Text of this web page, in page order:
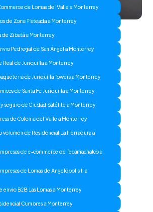
de Lomas del Valle a Monterrey
de Zona Plateada a Monterrey
de Zibatá a Monterrey
Pedregal de San Ángel a Monterrey
Real de Juriquilla a Monterrey
de Juriquilla Towers a Monterrey
de Santa Fe Juriquilla a Monterrey
seguro de Ciudad Satélite a Monterrey
de Colonia del Valle a Monterrey
volumen de Residencial La Herradura a
de e-commerce de Tecamachalco a
de Lomas de Angelópolis II a
envio B2B Las Lomas a Monterrey
Cumbres a Monterrey